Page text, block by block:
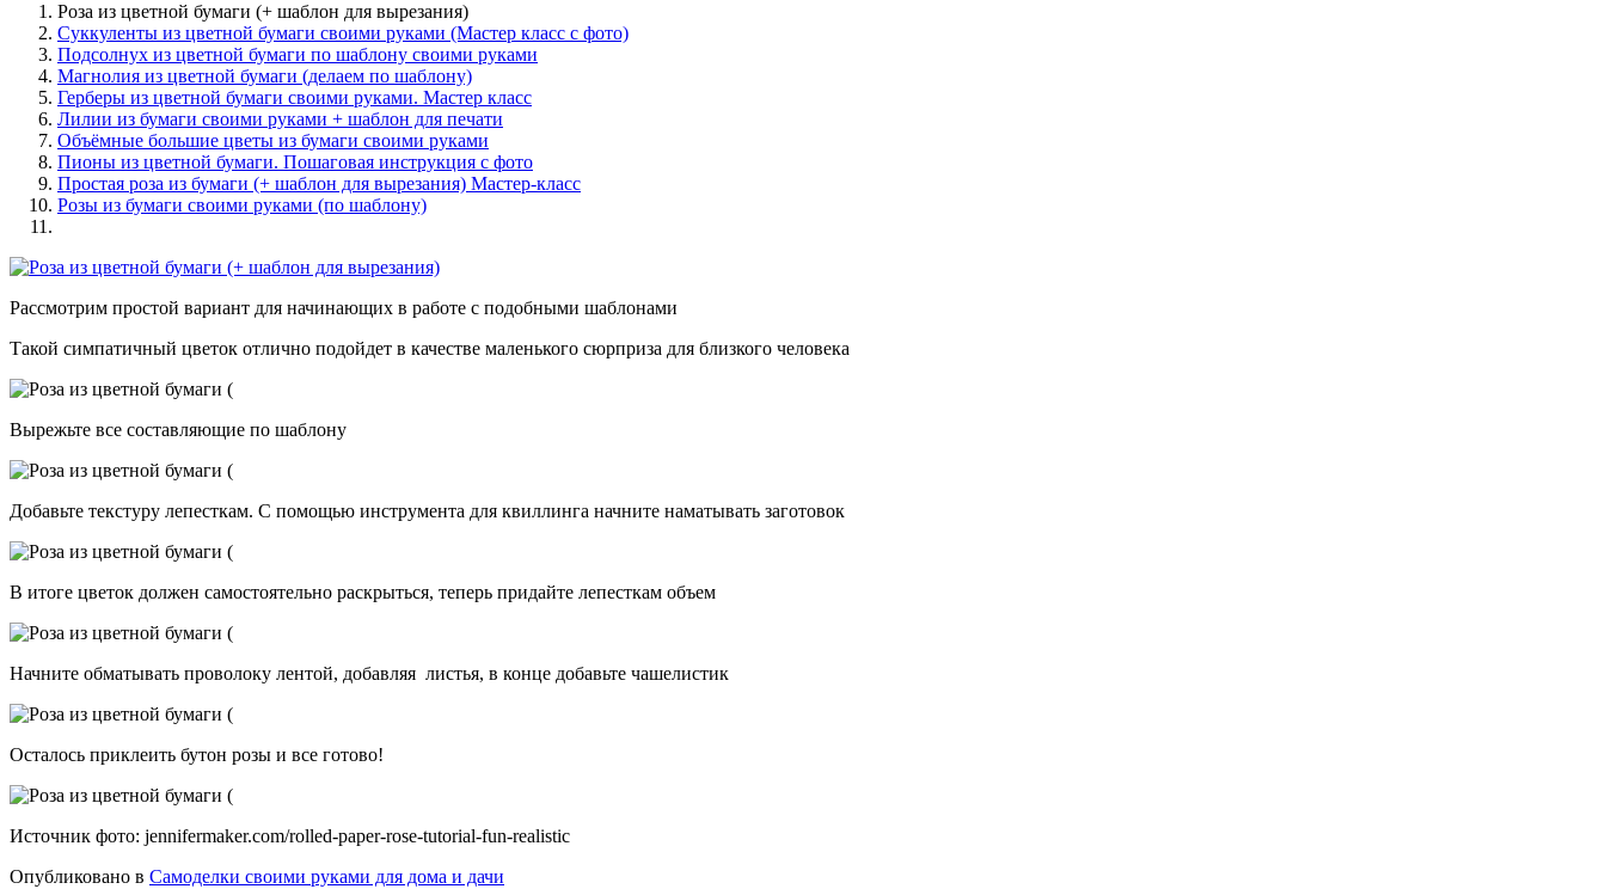
Роза из цветной бумаги (+ шаблон для вырезания)
Суккуленты из цветной бумаги своими руками (Мастер класс с фото)
Подсолнух из цветной бумаги по шаблону своими руками
Магнолия из цветной бумаги (делаем по шаблону)
Герберы из цветной бумаги своими руками. Мастер класс
Лилии из бумаги своими руками + шаблон для печати
Объёмные большие цветы из бумаги своими руками
Пионы из цветной бумаги. Пошаговая инструкция с фото
Простая роза из бумаги (+ шаблон для вырезания) Мастер-класс
Розы из бумаги своими руками (по шаблону)
Рассмотрим простой вариант для начинающих в работе с подобными шаблонами
Такой симпатичный цветок отлично подойдет в качестве маленького сюрприза для близкого человека
Вырежьте все составляющие по шаблону
Добавьте текстуру лепесткам. С помощью инструмента для квиллинга начните наматывать заготовок
В итоге цветок должен самостоятельно раскрыться, теперь придайте лепесткам объем
Начните обматывать проволоку лентой, добавляя листья, в конце добавьте чашелистик
Осталось приклеить бутон розы и все готово!
Источник фото: jennifermaker.com/rolled-paper-rose-tutorial-fun-realistic
Опубликовано в Самоделки своими руками для дома и дачи